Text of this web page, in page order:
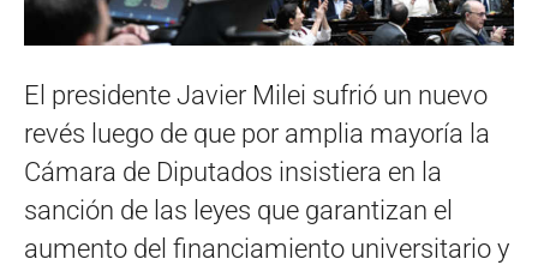
El presidente Javier Milei sufrió un nuevo
revés luego de que por amplia mayoría la
Cámara de Diputados insistiera en la
sanción de las leyes que garantizan el
aumento del financiamiento universitario y